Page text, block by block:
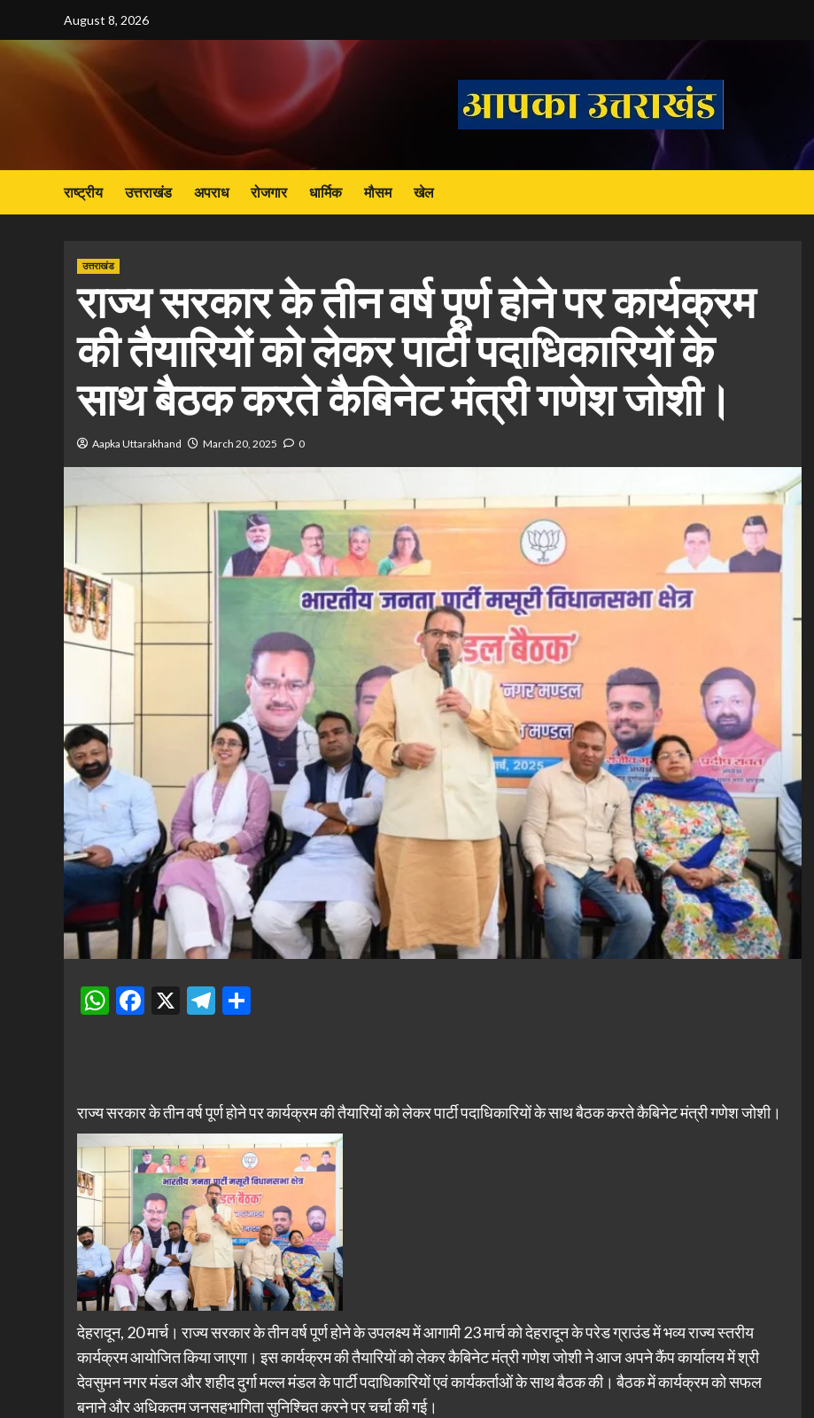
content
August 8, 2026
राष्ट्रीय उत्तराखंड अपराध रोजगार धार्मिक मौसम खेल
उत्तराखंड
राज्य सरकार के तीन वर्ष पूर्ण होने पर कार्यक्रम
की तैयारियों को लेकर पार्टी पदाधिकारियों के
साथ बैठक करते कैबिनेट मंत्री गणेश जोशी।
Aapka Uttarakhand March 20, 2025 0
WhatsApp
Facebook
X Telegram
राज्य सरकार के तीन वर्ष पूर्ण होने पर कार्यक्रम की तैयारियों को लेकर पार्टी पदाधिकारियों के साथ बैठक करते कैबिनेट मंत्री गणेश जोशी।
देहरादून, 20 मार्च। राज्य सरकार के तीन वर्ष पूर्ण होने के उपलक्ष्य में आगामी 23 मार्च को देहरादून के परेड ग्राउंड में भव्य राज्य स्तरीय
कार्यक्रम आयोजित किया जाएगा। इस कार्यक्रम की तैयारियों को लेकर कैबिनेट मंत्री गणेश जोशी ने आज अपने कैंप कार्यालय में श्री
देवसुमन नगर मंडल और शहीद दुर्गा मल्ल मंडल के पार्टी पदाधिकारियों एवं कार्यकर्ताओं के साथ बैठक की। बैठक में कार्यक्रम को सफल
बनाने और अधिकतम जनसहभागिता सुनिश्चित करने पर चर्चा की गई।